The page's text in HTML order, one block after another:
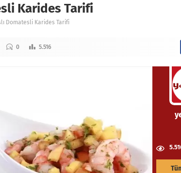
Karides Tarifi
Domatesli Karides Tarifi
0 5.516